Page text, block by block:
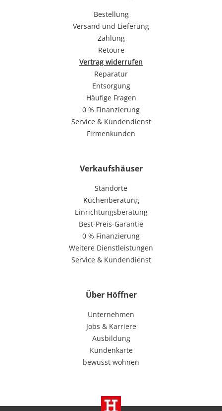
Bestellung
Versand und Lieferung
Zahlung
Retoure
Vertrag widerrufen
Reparatur
Entsorgung
Häufige Fragen
0 % Finanzierung
Service & Kundendienst
Firmenkunden
Verkaufshäuser
Standorte
Küchenberatung
Einrichtungsberatung
Best-Preis-Garantie
0 % Finanzierung
Weitere Dienstleistungen
Service & Kundendienst
Über Höffner
Unternehmen
Jobs & Karriere
Ausbildung
Kundenkarte
bewusst wohnen